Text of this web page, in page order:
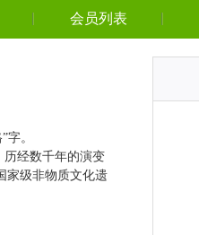
会员列表
。
历经数千年的演变
家级非物质文化遗